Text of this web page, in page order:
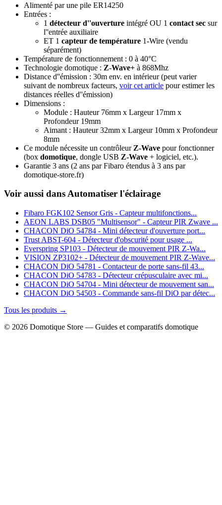
Alimenté par une pile ER14250
Entrées :
1 détecteur d''ouverture intégré OU 1 contact sec sur
l''entrée auxiliaire
ET 1 capteur de température 1-Wire (vendu
séparément)
Température de fonctionnement : 0 à 40°C
Technologie domotique : Z-Wave+ à 868Mhz
Distance d''émission : 30m env. en intérieur (peut varier
suivant de nombreux facteurs, voir cet article pour estimer les
distances réelles d''émission)
Dimensions :
Module : Hauteur 76mm x Largeur 17mm x
Profondeur 19mm
Aimant : Hauteur 32mm x Largeur 10mm x Profondeur
8mm
Ce module nécessite un contrôleur Z-Wave pour fonctionner
(box domotique, dongle USB Z-Wave + logiciel, etc.).
Garantie 3 ans (2 ans par Fibaro étendus à 3 ans par
domotique-store.fr)
Voir aussi dans Automatiser l'éclairage
Fibaro FGK102 Sensor Gris - Capteur multifonctions...
AEON LABS DSB05 "Multisensor" - Capteur PIR Zwave ...
CHACON DiO 54784 - Mini détecteur d'ouverture port...
Trust ABST-604 - Détecteur d'obscurité pour usage ...
Everspring SP103 - Détecteur de mouvement PIR Z-Wa...
VISION ZP3102+ - Détecteur de mouvement PIR Z-Wave...
CHACON DiO 54781 - Contacteur de porte sans-fil 43...
CHACON DiO 54783 - Détecteur crépusculaire avec mi...
CHACON DiO 54704 - Mini détecteur de mouvement san...
CHACON DiO 54503 - Commande sans-fil DiO par détec...
Tous les produits →
© 2026 Domotique Store — Guides et comparatifs domotique